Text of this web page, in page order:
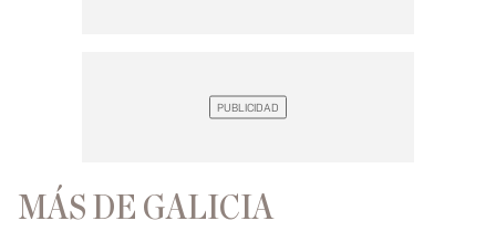
MÁS DE GALICIA